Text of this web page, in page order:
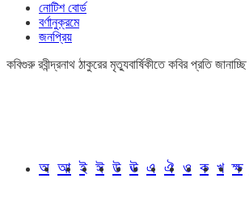
নোটিশ বোর্ড
বর্ণানুক্রমে
জনপ্রিয়
কবিগুরু রবীন্দ্রনাথ ঠাকুরের মৃত্যুবার্ষিকীতে কবির প্রতি
অ আ ই ঈ উ ঊ এ ঐ ও ক খ ক্ষ